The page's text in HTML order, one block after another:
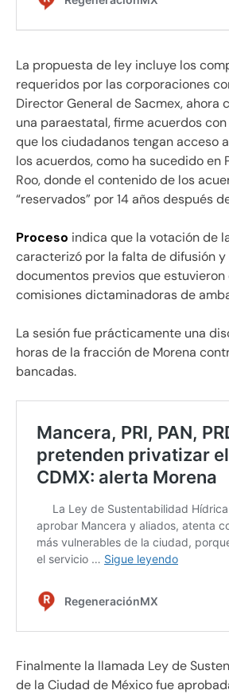
La propuesta de ley incluye los
requeridos por las corporaciones
Director General de Sacmex, ahora
una paraestatal, firme acuerdos
que los ciudadanos tengan acceso
los acuerdos, como ha sucedido en
Roo, donde el contenido de los
“reservados” por 14 años después
Proceso indica que la votación de
caracterizó por la falta de difusión
documentos previos que estuvieron
comisiones dictaminadoras de
La sesión fue prácticamente una
horas de la fracción de Morena
bancadas.
Finalmente la llamada Ley de
de la Ciudad de México fue